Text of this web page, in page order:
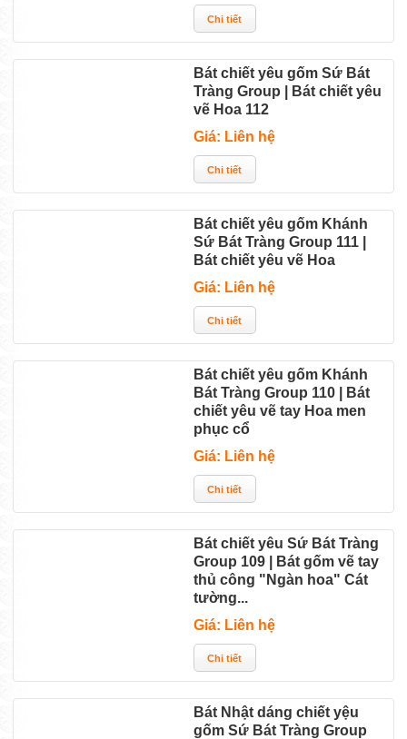
Bát chiết yêu gốm Sứ Bát
Tràng Group | Bát chiết yêu
vẽ Hoa 112
Giá: Liên hệ
Bát chiết yêu gốm Khánh
Sứ Bát Tràng Group 111 |
Bát chiết yêu vẽ Hoa
Giá: Liên hệ
Bát chiết yêu gốm Khánh
Bát Tràng Group 110 | Bát
chiết yêu vẽ tay Hoa men
phục cổ
Giá: Liên hệ
Bát chiết yêu Sứ Bát Tràng
Group 109 | Bát gốm vẽ tay
thủ công "Ngàn hoa" Cát
tường...
Giá: Liên hệ
Bát Nhật dáng chiết yệu
gốm Sứ Bát Tràng Group